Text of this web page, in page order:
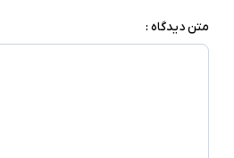
متن دیدگاه :